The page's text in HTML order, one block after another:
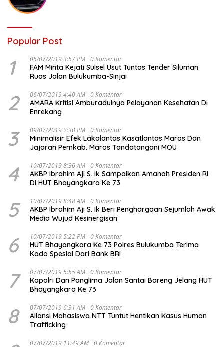
Popular Post
1 05/07/2019 3:57 PM 0 Komentar
FAM Minta Kejati Sulsel Usut Tuntas Tender Siluman
Ruas Jalan Bulukumba-Sinjai
2 06/07/2019 4:40 AM 0 Komentar
AMARA Kritisi Amburadulnya Pelayanan Kesehatan Di
Enrekang
3 09/07/2019 2:30 PM 0 Komentar
Minimalisir Efek Lakalantas Kasatlantas Maros Dan
Jajaran Pemkab. Maros Tandatangani MOU
4 10/07/2019 8:36 AM 0 Komentar
AKBP Ibrahim Aji S. Ik Sampaikan Amanah Presiden RI
Di HUT Bhayangkara Ke 73
5 10/07/2019 8:48 AM 0 Komentar
AKBP Ibrahim Aji S. Ik Beri Penghargaan Sejumlah Awak
Media Wujud Kesinergisan
6 10/07/2019 5:22 PM 0 Komentar
HUT Bhayangkara Ke 73 Polres Bulukumba Terima
Kado Spesial Dari Bank BRI
7 07/07/2019 5:55 AM 0 Komentar
Kapolri Dan Panglima Jalan Santai Bareng Jelang HUT
Bhayangkara Ke 73
8 07/07/2019 6:31 AM 0 Komentar
Aliansi Mahasiswa NTT Tuntut Hentikan Kasus Human
Trafficking
07/07/2019 11:49 AM 0 Komentar